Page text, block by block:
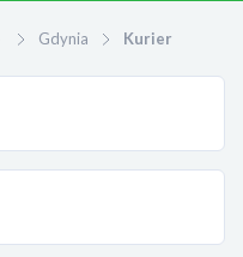
Gdynia Kurier